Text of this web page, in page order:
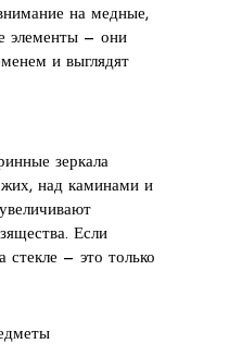
на медные,
элементы — они
и выглядят
зеркала
над каминами и
Если
стекле — это только